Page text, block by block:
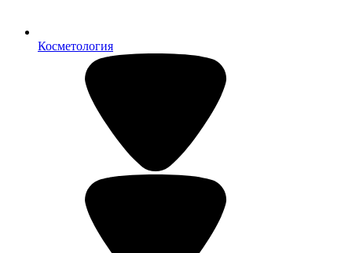
Косметология